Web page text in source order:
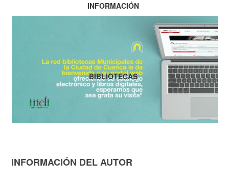
INFORMACIÓN DEL AUTOR
INFORMACIÓN
BIBLIOTECAS